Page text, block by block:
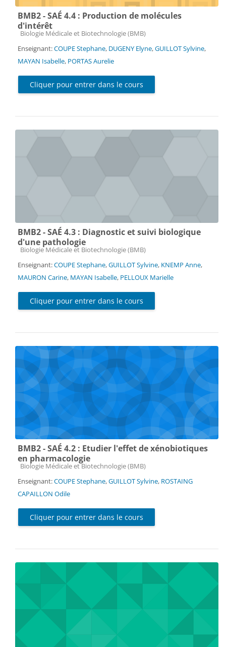
BMB2 - SAÉ 4.4 : Production de molécules
d'intérêt
Catégorie de cours
Biologie Médicale et Biotechnologie (BMB)
Enseignant:COUPE Stephane, DUGENY Elyne,GUILLOT Sylvine,
MAYAN Isabelle, PORTAS Aurelie
Cliquer pour entrer dans le cours
BMB2 - SAÉ 4.3 : Diagnostic et suivi biologique
d'une pathologie
Catégorie de cours
Biologie Médicale et Biotechnologie (BMB)
Enseignant:COUPE Stephane,GUILLOT Sylvine, KNEMP Anne,
MAURON Carine, MAYAN Isabelle, PELLOUX Marielle
Cliquer pour entrer dans le cours
BMB2 - SAÉ 4.2 : Etudier l'effet de xénobiotiques
en pharmacologie
Catégorie de cours
Biologie Médicale et Biotechnologie (BMB)
Enseignant:COUPE Stephane,GUILLOT Sylvine, ROSTAING
CAPAILLON Odile
Cliquer pour entrer dans le cours